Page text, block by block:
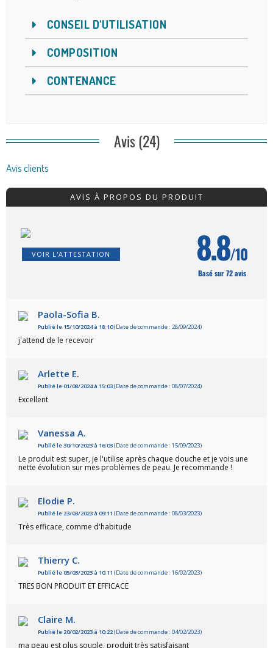
CONSEIL D'UTILISATION
COMPOSITION
CONTENANCE
Avis (24)
Avis clients
AVIS À PROPOS DU PRODUIT
VOIR L'ATTESTATION 8.8/10
Basé sur 72 avis
Paola-Sofia B.
Publié le 15/10/2024 à 18:10(Date de commande : 28/09/2024)
j'attend de le recevoir
Arlette E.
Publié le 01/08/2024 à 15:03(Date de commande : 08/07/2024)
Excellent
Vanessa A.
Publié le 30/10/2023 à 16:03(Date de commande : 15/09/2023)
Le produit est super, je l'utilise après chaque douche et je vois une
nette évolution sur mes problèmes de peau. Je recommande !
Elodie P.
Publié le 23/03/2023 à 09:11 (Date de commande : 08/03/2023)
Très efficace, comme d'habitude
Thierry C.
Publié le 05/03/2023 à 10:11 (Date de commande : 16/02/2023)
TRES BON PRODUIT ET EFFICACE
Claire M.
Publié le 20/02/2023 à 10:22(Date de commande : 04/02/2023)
ma peau est plus souple, produit très satisfaisant